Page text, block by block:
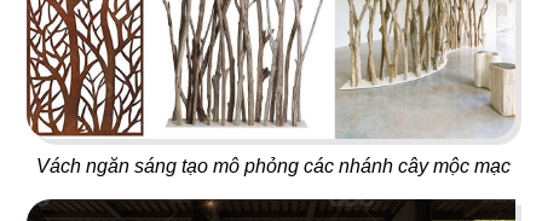
Vách ngăn sáng tạo mô phỏng các nhánh cây mộc mạc
MANDARINE
Coffee & Tea
DON CHICKEN LONG
KHÁNH
Nhà hàng Hàn